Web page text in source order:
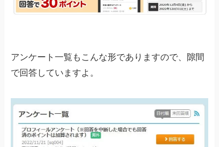
アンケート一覧もこんな形でありますので、隙間
で回答していますよ。